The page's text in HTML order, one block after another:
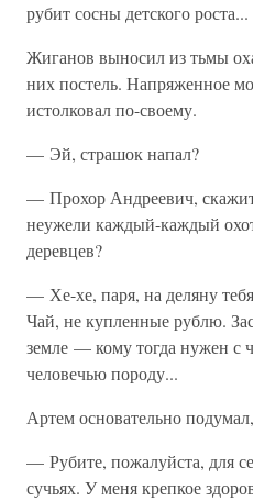
рубит сосны детского роста...
Жиганов выносил из тьмы
них постель. Напряженное
истолковал по-своему.
— Эй, страшок напал?
— Прохор Андреевич,
неужели каждый-каждый
деревцев?
— Хе-хе, паря, на деляну
Чай, не купленные рублю.
земле — кому тогда нужен с
человечью породу...
Артем основательно
— Рубите, пожалуйста, для
сучьях. У меня крепкое